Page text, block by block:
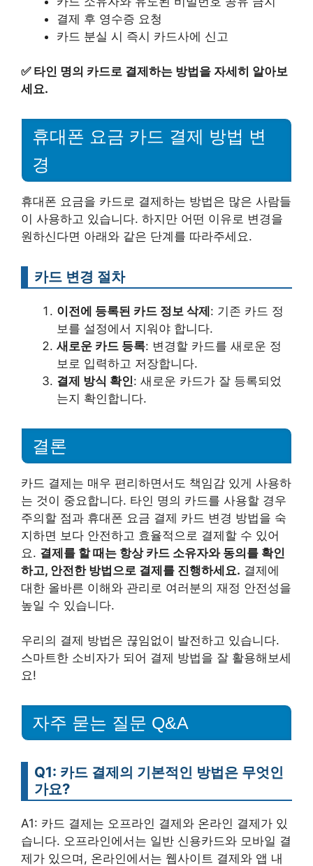
결제 후 영수증 요청
카드 분실 시 즉시 카드사에 신고
✅ 타인 명의 카드로 결제하는 방법을 자세히 알아보
세요.
휴대폰 요금 카드 결제 방법 변
경
휴대폰 요금을 카드로 결제하는 방법은 많은 사람들
이 사용하고 있습니다. 하지만 어떤 이유로 변경을
원하신다면 아래와 같은 단계를 따라주세요.
카드 변경 절차
이전에 등록된 카드 정보 삭제: 기존 카드 정
보를 설정에서 지워야 합니다.
새로운 카드 등록: 변경할 카드를 새로운 정
보로 입력하고 저장합니다.
결제 방식 확인: 새로운 카드가 잘 등록되었
는지 확인합니다.
결론
카드 결제는 매우 편리하면서도 책임감 있게 사용하
는 것이 중요합니다. 타인 명의 카드를 사용할 경우
주의할 점과 휴대폰 요금 결제 카드 변경 방법을 숙
지하면 보다 안전하고 효율적으로 결제할 수 있어
요. 결제를 할 때는 항상 카드 소유자와 동의를 확인
하고, 안전한 방법으로 결제를 진행하세요. 결제에
대한 올바른 이해와 관리로 여러분의 재정 안전성을
높일 수 있습니다.
우리의 결제 방법은 끊임없이 발전하고 있습니다.
스마트한 소비자가 되어 결제 방법을 잘 활용해보세
요!
자주 묻는 질문 Q&A
Q1: 카드 결제의 기본적인 방법은 무엇인
가요?
A1: 카드 결제는 오프라인 결제와 온라인 결제가 있
습니다. 오프라인에서는 일반 신용카드와 모바일 결
제가 있으며, 온라인에서는 웹사이트 결제와 앱 내